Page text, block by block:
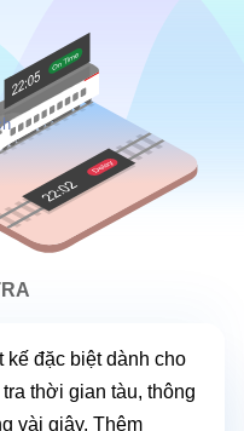
đặc biệt dành cho
thời gian tàu, thông
vài giây. Thêm